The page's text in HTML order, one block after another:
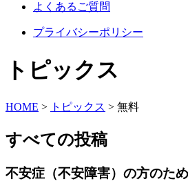
よくあるご質問
プライバシーポリシー
トピックス
HOME > トピックス > 無料
すべての投稿
不安症（不安障害）の方のた